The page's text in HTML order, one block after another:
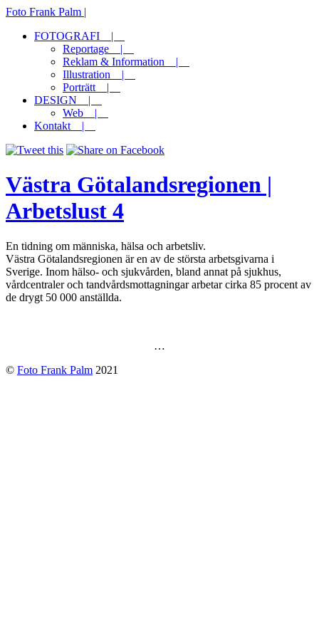
Foto Frank Palm |
FOTOGRAFI |
Reportage |
Reklam & Information |
Illustration |
Porträtt |
DESIGN |
Web |
Kontakt |
Västra Götalandsregionen |
Arbetslust 4
En tidning om människa, hälsa och arbetsliv.
Västra Götalandsregionen är en av de största arbetsgivarna i
Sverige. Inom hälso- och sjukvården, bland annat på sjukhus,
vårdcentraler och tandvårdsmottagningar arbetar cirka 85 procent av
de drygt 50 000 anställda.
…
© Foto Frank Palm 2021